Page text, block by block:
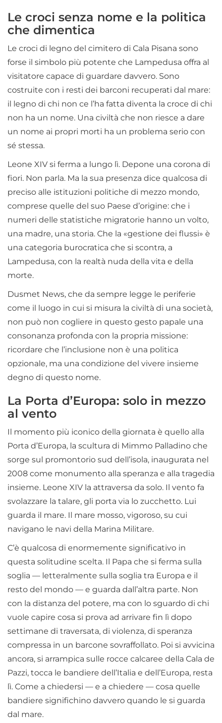
Le croci senza nome e la politica
che dimentica
Le croci di legno del cimitero di Cala Pisana sono
forse il simbolo più potente che Lampedusa offra al
visitatore capace di guardare davvero. Sono
costruite con i resti dei barconi recuperati dal mare:
il legno di chi non ce l’ha fatta diventa la croce di chi
non ha un nome. Una civiltà che non riesce a dare
un nome ai propri morti ha un problema serio con
sé stessa.
Leone XIV si ferma a lungo lì. Depone una corona di
fiori. Non parla. Ma la sua presenza dice qualcosa di
preciso alle istituzioni politiche di mezzo mondo,
comprese quelle del suo Paese d’origine: che i
numeri delle statistiche migratorie hanno un volto,
una madre, una storia. Che la «gestione dei flussi» è
una categoria burocratica che si scontra, a
Lampedusa, con la realtà nuda della vita e della
morte.
Dusmet News, che da sempre legge le periferie
come il luogo in cui si misura la civiltà di una società,
non può non cogliere in questo gesto papale una
consonanza profonda con la propria missione:
ricordare che l’inclusione non è una politica
opzionale, ma una condizione del vivere insieme
degno di questo nome.
La Porta d’Europa: solo in mezzo
al vento
Il momento più iconico della giornata è quello alla
Porta d’Europa, la scultura di Mimmo Palladino che
sorge sul promontorio sud dell’isola, inaugurata nel
2008 come monumento alla speranza e alla tragedia
insieme. Leone XIV la attraversa da solo. Il vento fa
svolazzare la talare, gli porta via lo zucchetto. Lui
guarda il mare. Il mare mosso, vigoroso, su cui
navigano le navi della Marina Militare.
C’è qualcosa di enormemente significativo in
questa solitudine scelta. Il Papa che si ferma sulla
soglia — letteralmente sulla soglia tra Europa e il
resto del mondo — e guarda dall’altra parte. Non
con la distanza del potere, ma con lo sguardo di chi
vuole capire cosa si prova ad arrivare fin lì dopo
settimane di traversata, di violenza, di speranza
compressa in un barcone sovraffollato. Poi si avvicina
ancora, si arrampica sulle rocce calcaree della Cala de
Pazzi, tocca le bandiere dell’Italia e dell’Europa, resta
lì. Come a chiedersi — e a chiedere — cosa quelle
bandiere significhino davvero quando le si guarda
dal mare.